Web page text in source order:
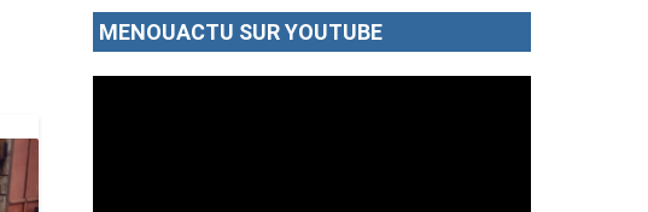
MENOUACTU SUR YOUTUBE